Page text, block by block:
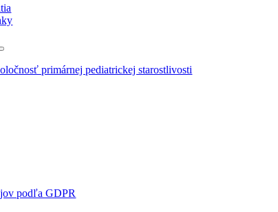
primárnej pediatrickej starostlivosti
podľa GDPR